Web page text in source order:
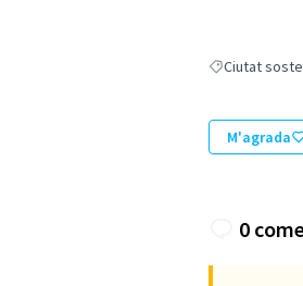
Resultats en
Ciutat
M'agrada
0